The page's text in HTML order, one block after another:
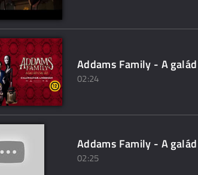
Addams Family - A
02:24
Addams Family - A
02:25